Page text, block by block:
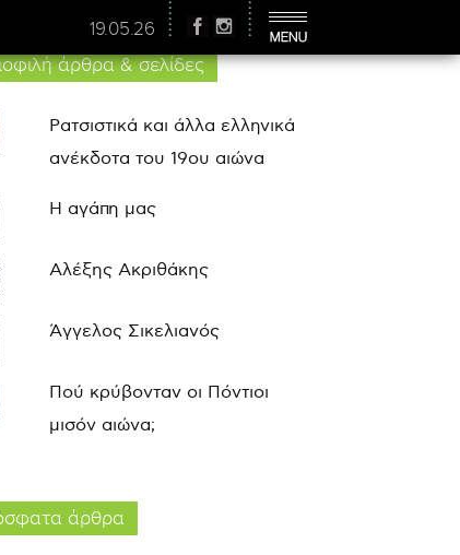
19.05.26
άρθρα & σελίδες
Ρατσιστικά και άλλα ελληνικά
ανέκδοτα του 19ου αιώνα
Η αγάπη μας
Αλέξης Ακριθάκης
Άγγελος Σικελιανός
Πού κρύβονταν οι Πόντιοι
μισόν αιώνα;
άρθρα